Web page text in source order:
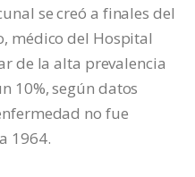
se creó a finales del
médico del Hospital
de la alta prevalencia
10%, según datos
no fue
1964.